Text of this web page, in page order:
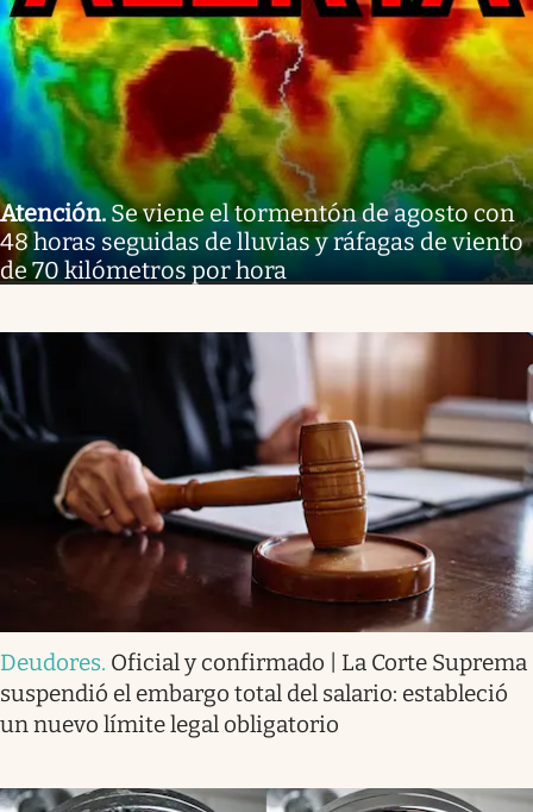
Atención.Se viene el tormentón de agosto con
48 horas seguidas de lluvias y ráfagas de viento
de 70 kilómetros por hora
Deudores. Oficial y confirmado | La Corte Suprema
suspendió el embargo total del salario: estableció
un nuevo límite legal obligatorio